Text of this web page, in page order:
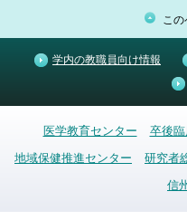
こ
学内の教職員向け情報
医学教育センター 卒後
地域保健推進センター
研究者
信